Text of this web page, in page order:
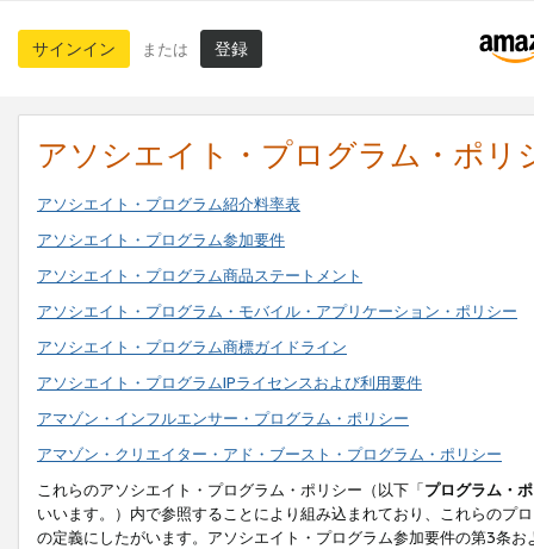
サインイン または 登録
アソシエイト・プログラム・ポリ
アソシエイト・プログラム紹介料率表
アソシエイト・プログラム参加要件
アソシエイト・プログラム商品ステートメント
アソシエイト・プログラム・モバイル・アプリケーション・ポリシー
アソシエイト・プログラム商標ガイドライン
アソシエイト・プログラムIPライセンスおよび利用要件
アマゾン・インフルエンサー・プログラム・ポリシー
アマゾン・クリエイター・アド・ブースト・プログラム・ポリシー
これらのアソシエイト・プログラム・ポリシー（以下「プログラム・
いいます。）内で参照することにより組み込まれており、これらのプ
の定義にしたがいます。アソシエイト・プログラム参加要件の第3条